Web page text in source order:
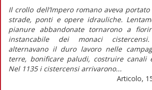
Il crollo dell’Impero romano aveva
strade, ponti e opere idrauliche.
pianure abbandonate tornarono a
instancabile dei monaci
alternavano il duro lavoro nelle
terre, bonificare paludi, costruire canali
Nel 1135 i cistercensi arrivarono...
Articolo,